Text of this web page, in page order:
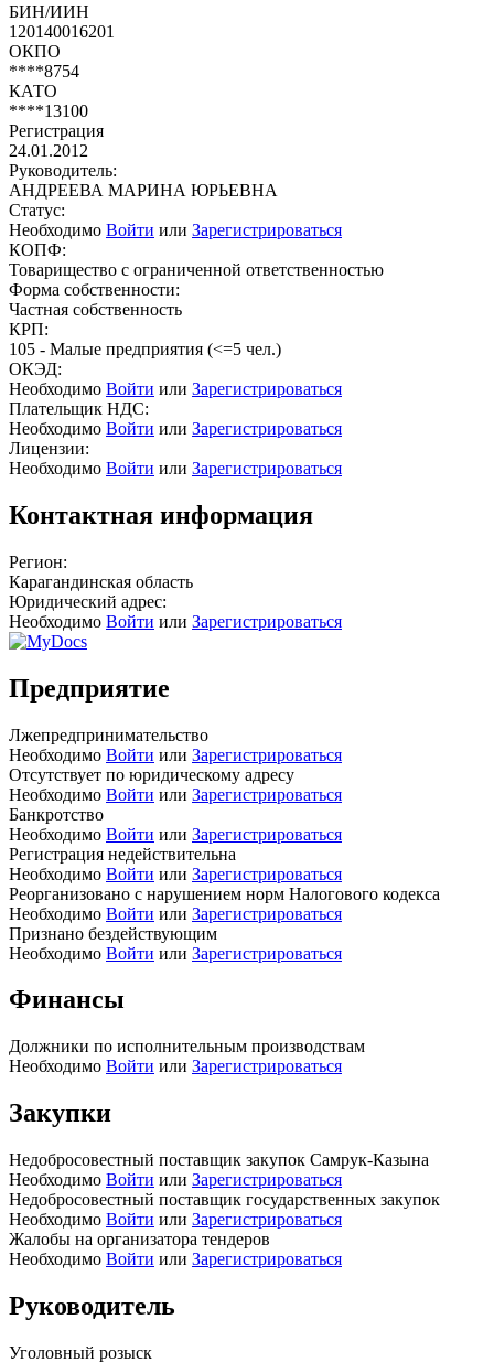
БИН/ИИН
120140016201
ОКПО
****8754
КАТО
****13100
Регистрация
24.01.2012
Руководитель:
АНДРЕЕВА МАРИНА ЮРЬЕВНА
Статус:
Необходимо Войти или Зарегистрироваться
КОПФ:
Товарищество с ограниченной ответственностью
Форма собственности:
Частная собственность
КРП:
105 - Малые предприятия (<=5 чел.)
ОКЭД:
Необходимо Войти или Зарегистрироваться
Плательщик НДС:
Необходимо Войти или Зарегистрироваться
Лицензии:
Необходимо Войти или Зарегистрироваться
Контактная информация
Регион:
Карагандинская область
Юридический адрес:
Необходимо Войти или Зарегистрироваться
Предприятие
Лжепредпринимательство
Необходимо Войти или Зарегистрироваться
Отсутствует по юридическому адресу
Необходимо Войти или Зарегистрироваться
Банкротство
Необходимо Войти или Зарегистрироваться
Регистрация недействительна
Необходимо Войти или Зарегистрироваться
Реорганизовано с нарушением норм Налогового кодекса
Необходимо Войти или Зарегистрироваться
Признано бездействующим
Необходимо Войти или Зарегистрироваться
Финансы
Должники по исполнительным производствам
Необходимо Войти или Зарегистрироваться
Закупки
Недобросовестный поставщик закупок Самрук-Казына
Необходимо Войти или Зарегистрироваться
Недобросовестный поставщик государственных закупок
Необходимо Войти или Зарегистрироваться
Жалобы на организатора тендеров
Необходимо Войти или Зарегистрироваться
Руководитель
Уголовный розыск